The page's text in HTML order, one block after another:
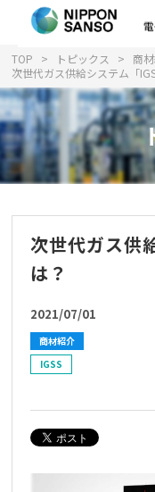
TOP トピックス
商
次世代ガス供給システム「
次世代ガス供
は？
2021/07/01
商材紹介
IGSS